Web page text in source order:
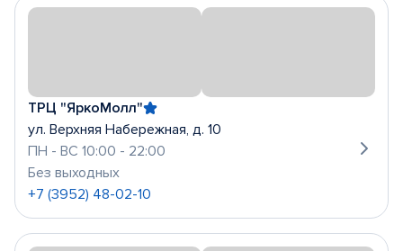
ТРЦ "ЯркоМолл"
ул. Верхняя Набережная, д. 10
ПН - ВС 10:00 - 22:00
Без выходных
+7 (3952) 48-02-10